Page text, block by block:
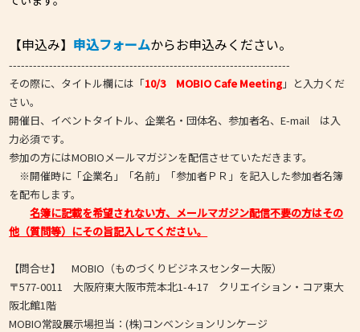
【申込み】 申込フォームからお申込みください。
----------------------------------------------------------------------
その際に、タイトル欄には「10/3MOBIO Cafe Meeting 」と入力くだ
さい。
開催日、イベントタイトル、企業名・団体名、参加者名、E-mail は入
力必須です。
参加の方にはMOBIOメールマガジンを配信させていただきます。
※開催時に「企業名」「名前」「参加者ＰＲ」を記入した参加者名簿
を配布します。
名簿に記載を希望されない方、メールマガジン配信不要の方はその
他（質問等）にその旨記入してください。
【問合せ】 MOBIO（ものづくりビジネスセンター大阪）
〒577-0011 大阪府東大阪市荒本北1-4-17 クリエイション・コア東大
阪北館1階
MOBIO常設展示場担当：(株)コンベンションリンケージ